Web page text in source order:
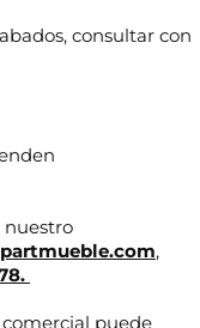
consultar con
nuestro
,
puede